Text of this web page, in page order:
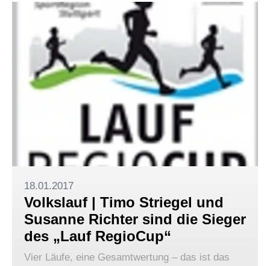
18.01.2017
Volkslauf | Timo Striegel und
Susanne Richter sind die Sieger
des „Lauf RegioCup“
Vier Läufe, eine Gesamtwertung – das ist das